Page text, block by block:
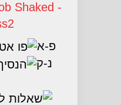
Shaked -
©
פ-א
נ-ק